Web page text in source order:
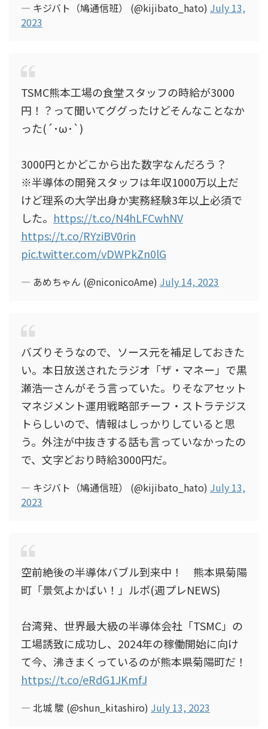
— キジバト（鳩通信班） (@kijibato_hato) July 13,
2023
TSMC熊本工場の食堂スタッフの時給が3000
円！？って聞いてググったけどそんなことなか
った(´･ω･`)
3000円とかどこから出た数字なんだろう？
※半導体の開発スタッフは年収1000万以上だ
けど理系の大学出身か実務経験3年以上必須で
した。 https://t.co/N4hLFCwhNV
https://t.co/RYziBV0rin
pic.twitter.com/vDWPkZn0lG
— あめちゃん (@niconicoAme) July 14, 2023
バズりそうなので、ソース元を補足しておきた
い。本日放送されたラジオ「ザ・マネー」で黒
瀬浩一さんがそう言っていた。りそなアセット
マネジメント運用戦略部チーフ・ストラテジス
トらしいので、情報はしっかりしていると思
う。外注が中抜きする話も言っていなかったの
で、文字どおり時給3000円だ。
— キジバト（鳩通信班） (@kijibato_hato) July 13,
2023
空前絶後の半導体バブル到来中！ 熊本県菊陽
町「景気よかばい！」ルポ(週プレNEWS)
台湾発、世界最大級の半導体会社「TSMC」の
工場誘致に成功し、2024年の稼働開始に向け
て今、沸きまくっているのが熊本県菊陽町だ！
https://t.co/eRdG1JKmfJ
— 北城 駿 (@shun_kitashiro) July 13, 2023